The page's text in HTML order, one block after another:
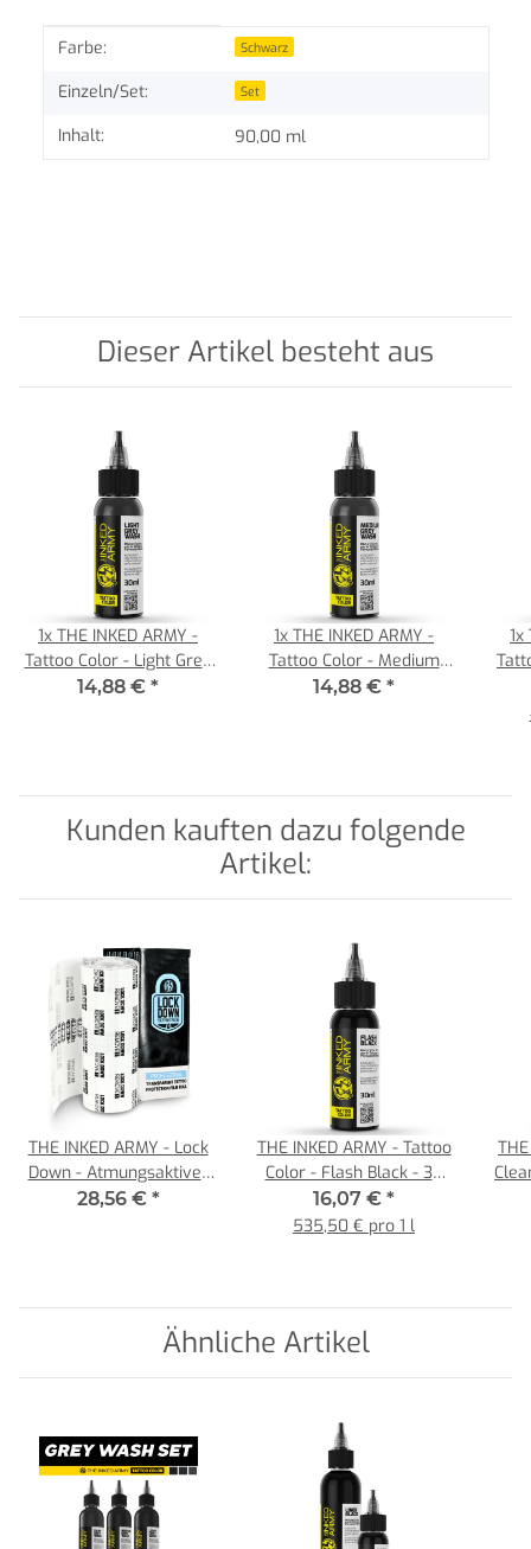
Produkteigenschaft
Wert
Farbe: Schwarz
Einzeln/Set: Set
Inhalt: 90,00 ml
Dieser Artikel besteht aus
1x THE INKED ARMY -
Tattoo Color - Light Grey
Wash - 30 ml
14,88 € *
1x THE INKED ARMY -
Tattoo Color - Medium
Grey Wash - 30 ml
14,88 € *
1x
Kunden kauften dazu folgende
Artikel:
THE INKED ARMY - Lock
Down - Atmungsaktiver
Tattoo Film - Einzelrolle
28,56 € *
THE INKED ARMY - Tattoo
Color - Flash Black - 30
ml
16,07 € *
535,50 € pro 1 l
Ähnliche Artikel